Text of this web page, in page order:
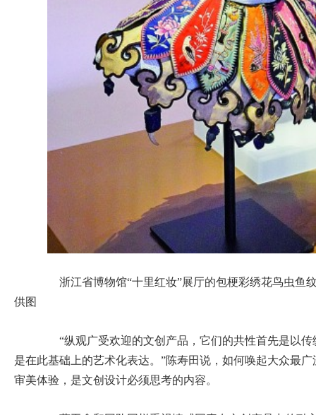
浙江省博物馆“十里红妆”展厅的包梗彩绣花鸟虫鱼
供图
“纵观广受欢迎的文创产品，它们的共性首先是以传
是在此基础上的艺术化表达。”陈寿田说，如何唤起大众最
审美体验，是文创设计必须思考的内容。